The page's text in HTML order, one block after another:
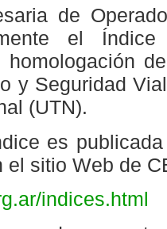
de
el
y Seguridad
(UTN).
es
el sitio Web de
indices.html